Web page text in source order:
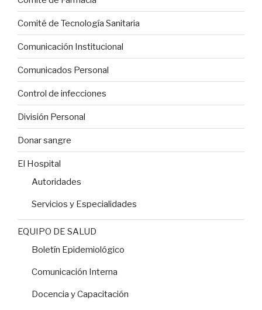
Comité de Tecnología Sanitaria
Comunicación Institucional
Comunicados Personal
Control de infecciones
División Personal
Donar sangre
El Hospital
Autoridades
Servicios y Especialidades
EQUIPO DE SALUD
Boletín Epidemiológico
Comunicación Interna
Docencia y Capacitación